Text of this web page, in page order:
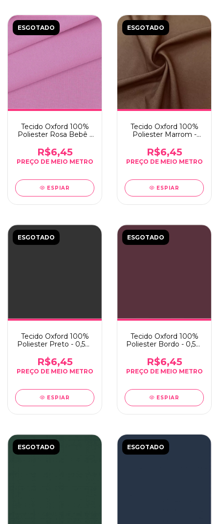
ESGOTADO
Tecido Oxford 100%
Poliester Rosa Bebê -
R$6,45
ESPIAR
ESGOTADO
Tecido Oxford 100%
Poliester Marrom -
R$6,45
ESPIAR
ESGOTADO
Tecido Oxford 100%
Poliester Preto - 0,5m
R$6,45
ESPIAR
ESGOTADO
Tecido Oxford 100%
Poliester Bordo - 0,5m
R$6,45
ESPIAR
ESGOTADO ESGOTADO